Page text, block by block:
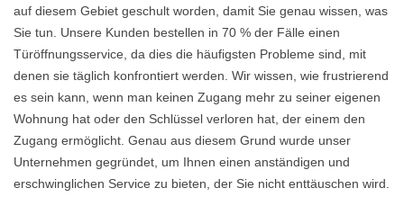
auf diesem Gebiet geschult worden, damit Sie genau wissen, was
Sie tun. Unsere Kunden bestellen in 70 % der Fälle einen
Türöffnungsservice, da dies die häufigsten Probleme sind, mit
denen sie täglich konfrontiert werden. Wir wissen, wie frustrierend
es sein kann, wenn man keinen Zugang mehr zu seiner eigenen
Wohnung hat oder den Schlüssel verloren hat, der einem den
Zugang ermöglicht. Genau aus diesem Grund wurde unser
Unternehmen gegründet, um Ihnen einen anständigen und
erschwinglichen Service zu bieten, der Sie nicht enttäuschen wird.